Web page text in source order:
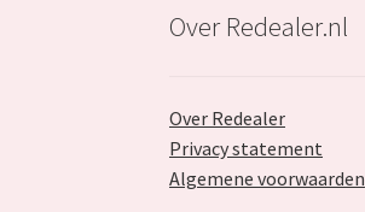
Over Redealer.nl
Over Redealer
Privacy statement
Algemene voorwaarden